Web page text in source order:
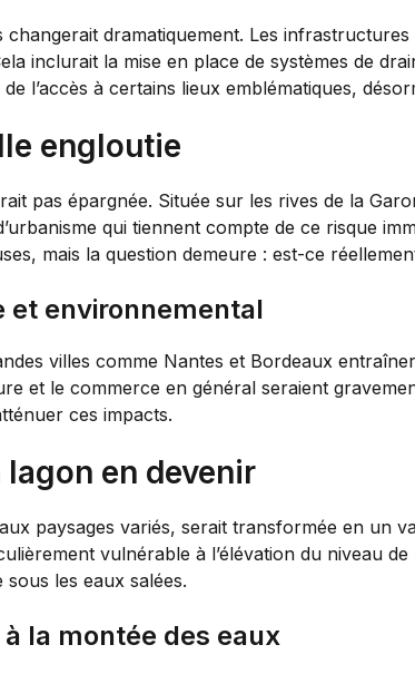
changerait dramatiquement. Les
inclurait la mise en place de systèmes de
l’accès à certains lieux emblématiques,
engloutie
pas épargnée. Située sur les rives de la
qui tiennent compte de ce risque
mais la question demeure : est-ce
et environnemental
villes comme Nantes et Bordeaux
et le commerce en général seraient
ces impacts.
lagon en devenir
paysages variés, serait transformée en un
vulnérable à l’élévation du niveau
les eaux salées.
la montée des eaux